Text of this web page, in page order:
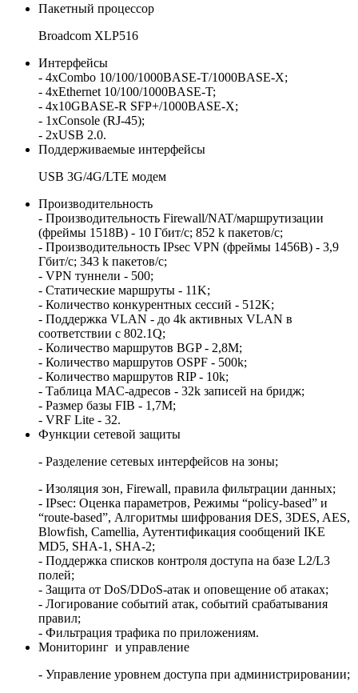
Пакетный процессор
Broadcom XLP516
Интерфейсы
- 4xCombo 10/100/1000BASE-T/1000BASE-X;
- 4xEthernet 10/100/1000BASE-T;
- 4x10GBASE-R SFP+/1000BASE-X;
- 1xConsole (RJ-45);
- 2xUSB 2.0.
Поддерживаемые интерфейсы
USB 3G/4G/LTE модем
Производительность
- Производительность Firewall/NAT/маршрутизации
(фреймы 1518B) - 10 Гбит/с; 852 k пакетов/с;
- Производительность IPsec VPN (фреймы 1456B) - 3,9
Гбит/с; 343 k пакетов/с;
- VPN туннели - 500;
- Статические маршруты - 11K;
- Количество конкурентных сессий - 512K;
- Поддержка VLAN - до 4k активных VLAN в
соответствии с 802.1Q;
- Количество маршрутов BGP - 2,8M;
- Количество маршрутов OSPF - 500k;
- Количество маршрутов RIP - 10k;
- Таблица MAC-адресов - 32k записей на бридж;
- Размер базы FIB - 1,7M;
- VRF Lite - 32.
Функции сетевой защиты
- Разделение сетевых интерфейсов на зоны;
- Изоляция зон, Firewall, правила фильтрации данных;
- IPsec: Оценка параметров, Режимы “policy-based” и
“route-based”, Алгоритмы шифрования DES, 3DES, AES,
Blowfish, Camellia, Аутентификация сообщений IKE
MD5, SHA-1, SHA-2;
- Поддержка списков контроля доступа на базе L2/L3
полей;
- Защита от DoS/DDoS-атак и оповещение об атаках;
- Логирование событий атак, событий срабатывания
правил;
- Фильтрация трафика по приложениям.
Мониторинг и управление
- Управление уровнем доступа при администрировании;